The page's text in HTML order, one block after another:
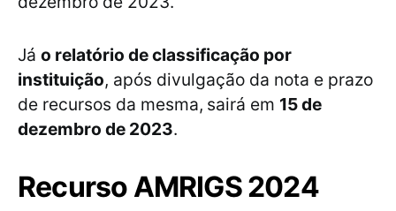
Já o relatório de classificação por
instituição, após divulgação da nota e prazo
de recursos da mesma, sairá em 15 de
dezembro de 2023.
Recurso AMRIGS 2024